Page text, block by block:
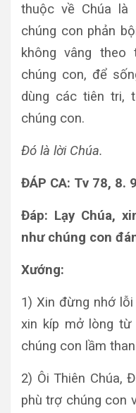
thuộc về Chúa là
chúng con phản
không vâng theo
chúng con, để
dùng các tiên tri,
chúng con.
Đó là lời Chúa.
ĐÁP CA: Tv 78, 8.
Đáp: Lạy Chúa,
như chúng con
Xướng:
1) Xin đừng nhớ
xin kíp mở lòng từ
chúng con lầm
2) Ôi Thiên Chúa,
phù trợ chúng con